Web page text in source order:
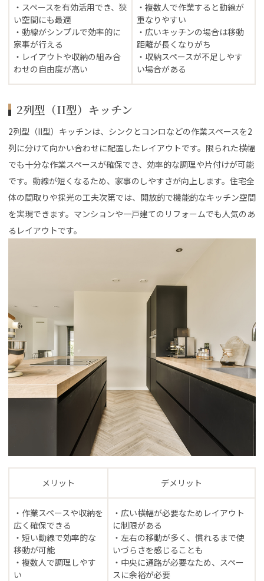
・スペースを有効活用でき、狭
い空間にも最適
・動線がシンプルで効率的に
家事が行える
・レイアウトや収納の組み合
わせの自由度が高い
・複数人で作業すると動線が
重なりやすい
・広いキッチンの場合は移動
距離が長くなりがち
・収納スペースが不足しやす
い場合がある
2列型（II型）キッチン
2列型（II型）キッチンは、シンクとコンロなどの作業スペースを2
列に分けて向かい合わせに配置したレイアウトです。限られた横幅
でも十分な作業スペースが確保でき、効率的な調理や片付けが可能
です。動線が短くなるため、家事のしやすさが向上します。住宅全
体の間取りや採光の工夫次第では、開放的で機能的なキッチン空間
を実現できます。マンションや一戸建てのリフォームでも人気のあ
るレイアウトです。
メリット デメリット
・作業スペースや収納を
広く確保できる
・短い動線で効率的な
移動が可能
・複数人で調理しやす
い
・広い横幅が必要なためレイアウト
に制限がある
・左右の移動が多く、慣れるまで使
いづらさを感じることも
・中央に通路が必要なため、スペー
スに余裕が必要